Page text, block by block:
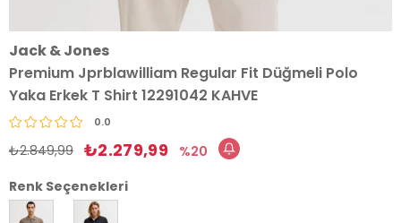
Jack & Jones
Premium Jprblawilliam Regular Fit Düğmeli Polo
Yaka Erkek T Shirt 12291042 KAHVE
0.0
₺2.849,99 ₺2.279,99
20
Renk Seçenekleri